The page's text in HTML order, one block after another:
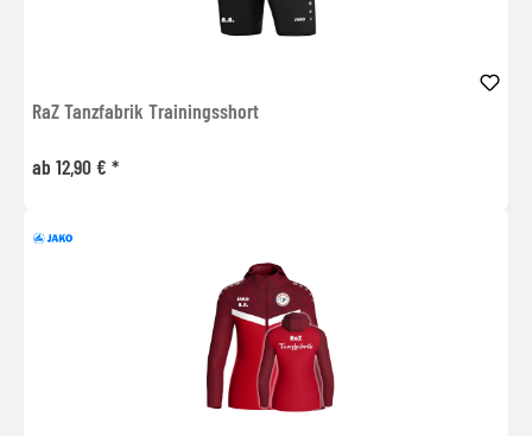
RaZ Tanzfabrik Trainingsshort
ab 12,90 € *